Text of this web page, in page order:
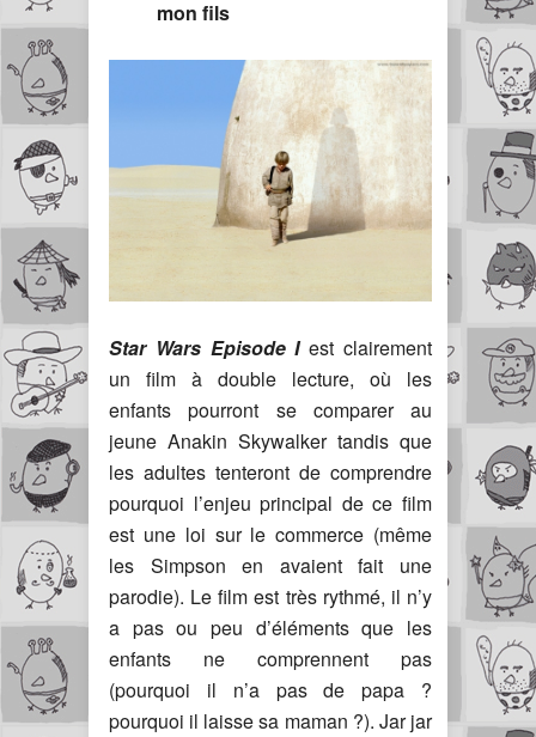
mon fils
Star Wars Episode Iest clairement
un film à double lecture, où les
enfants pourront se comparer au
jeune Anakin Skywalker tandis que
les adultes tenteront de comprendre
pourquoi l’enjeu principal de ce film
est une loi sur le commerce (même
les Simpson en avaient fait une
parodie). Le film est très rythmé, il n’y
a pas ou peu d’éléments que les
enfants ne comprennent pas
(pourquoi il n’a pas de papa ?
pourquoi il laisse sa maman ?). Jar jar